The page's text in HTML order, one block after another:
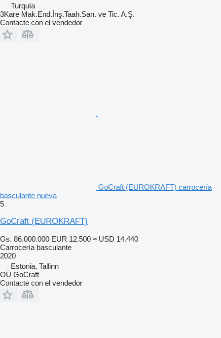
Turquía
3Kare Mak.End.İnş.Taah.San. ve Tic. A.Ş.
Contacte con el vendedor
GoCraft (EUROKRAFT) carrocería
basculante nueva
5
GoCraft (EUROKRAFT)
Gs. 86.000.000 EUR 12.500 ≈ USD 14.440
Carrocería basculante
2020
Estonia, Tallinn
OÜ GoCraft
Contacte con el vendedor